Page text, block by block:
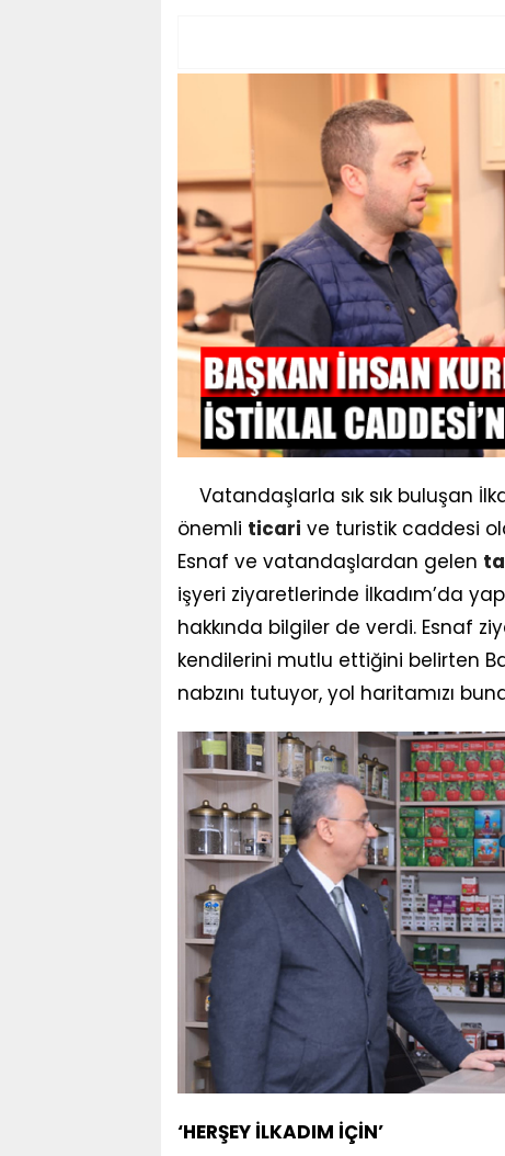
Vatandaşlarla sık sık buluşan
önemli ticari ve turistik caddesi
Esnaf ve vatandaşlardan gelen
işyeri ziyaretlerinde İlkadım’da
hakkında bilgiler de verdi. Esnaf
kendilerini mutlu ettiğini belirten
nabzını tutuyor, yol haritamızı
‘HERŞEY İLKADIM İÇİN’